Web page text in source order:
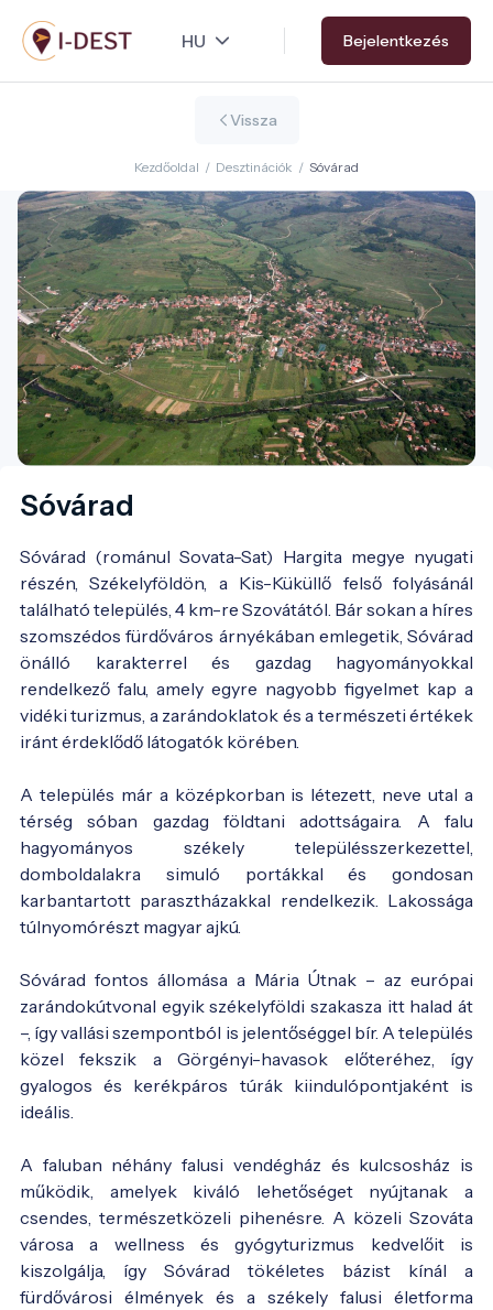
Ugrás
a
tartalomra
Bejelentkezés
Vissza
Kezdőoldal / Desztinációk / Sóvárad
Sóvárad
Sóvárad (románul Sovata-Sat) Hargita megye nyugati
részén, Székelyföldön, a Kis-Küküllő felső folyásánál
található település, 4 km-re Szovátától. Bár sokan a híres
szomszédos fürdőváros árnyékában emlegetik, Sóvárad
önálló karakterrel és gazdag hagyományokkal
rendelkező falu, amely egyre nagyobb figyelmet kap a
vidéki turizmus, a zarándoklatok és a természeti értékek
iránt érdeklődő látogatók körében.
A település már a középkorban is létezett, neve utal a
térség sóban gazdag földtani adottságaira. A falu
hagyományos székely településszerkezettel,
domboldalakra simuló portákkal és gondosan
karbantartott parasztházakkal rendelkezik. Lakossága
túlnyomórészt magyar ajkú.
Sóvárad fontos állomása a Mária Útnak – az európai
zarándokútvonal egyik székelyföldi szakasza itt halad át
–, így vallási szempontból is jelentőséggel bír. A település
közel fekszik a Görgényi-havasok előteréhez, így
gyalogos és kerékpáros túrák kiindulópontjaként is
ideális.
A faluban néhány falusi vendégház és kulcsosház is
működik, amelyek kiváló lehetőséget nyújtanak a
csendes, természetközeli pihenésre. A közeli Szováta
városa a wellness és gyógyturizmus kedvelőit is
kiszolgálja, így Sóvárad tökéletes bázist kínál a
fürdővárosi élmények és a székely falusi életforma